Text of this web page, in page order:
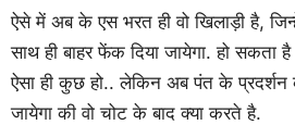
ऐसे में अब के एस भरत ही वो खिलाड़ी है,
साथ ही बाहर फेंक दिया जायेगा. हो सकता
ऐसा ही कुछ हो.. लेकिन अब पंत के प्रदर्शन
जायेगा की वो चोट के बाद क्या करते है.